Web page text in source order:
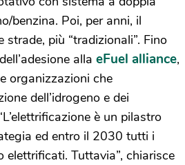
benzina. Poi, per anni, il
più “tradizionali”. Fino
alla eFuel alliance,
organizzazioni che
dell’idrogeno e dei
è un pilastro
ed entro il 2030 tutti i
elettrificati. Tuttavia”, chiarisce